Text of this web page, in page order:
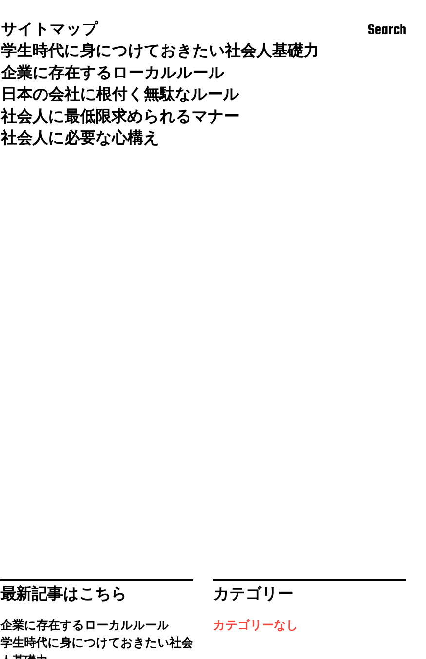
サイトマップ
学生時代に身につけておきたい社会人基礎力
企業に存在するローカルルール
日本の会社に根付く無駄なルール
社会人に最低限求められるマナー
社会人に必要な心構え
Search
最新記事はこちら
企業に存在するローカルルール
学生時代に身につけておきたい社会
カテゴリー
カテゴリーなし